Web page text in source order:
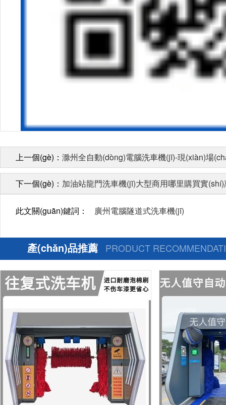
上一個(gè)： 滁州全自動(dòng)電腦洗車機(jī)-現(xiàn)場
下一個(gè)： 加油站龍門洗車機(jī)大型商用哪里購買實
此文關(guān)鍵詞： 廣州電腦隧道式洗車機(jī)
產(chǎn)品推薦 PRODUCT